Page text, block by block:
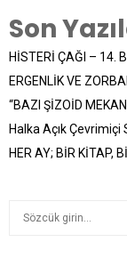
Son
HİSTERİ ÇAĞI – 14.
ERGENLİK VE
“BAZI ŞİZOİD
Halka Açık
HER AY; BİR KİTAP,